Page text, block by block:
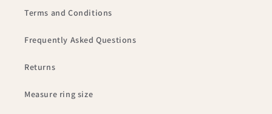
Terms and Conditions
Frequently Asked Questions
Returns
Measure ring size